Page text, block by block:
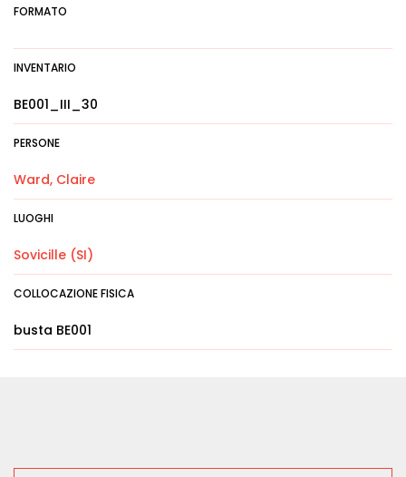
FORMATO
INVENTARIO
BE001_III_30
PERSONE
Ward, Claire
LUOGHI
Sovicille (SI)
COLLOCAZIONE FISICA
busta BE001